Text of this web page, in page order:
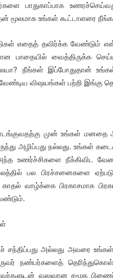
பாதுகாப்பாக
மூலமாக உங்கள் கூட்டாளரை
எதைத் தவிர்க்க வேண்டும்
பாதையில் வைத்திருக்க
நீங்கள் இப்போதுதான்
விஷயங்கள் பற்றி இங்கு
முன் உங்கள் மனதை
அழிப்பது நல்லது. உங்கள்
அந்த உணர்ச்சிகளை நீக்கிவிட
பல பிரச்சனைகளை
வாழ்க்கை பிரகாசமாக
அல்லது அவரை உங்கள்
நண்பர்களைத்
வலுவான சமூக